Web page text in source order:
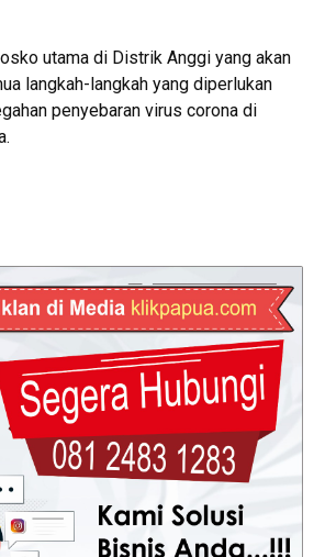
utama di Distrik Anggi yang akan
langkah-langkah yang diperlukan
penyebaran virus corona di